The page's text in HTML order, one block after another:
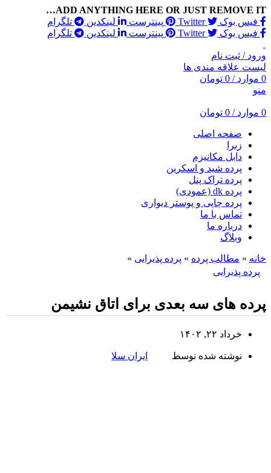
ADD ANYTHING HERE OR JUST REMOVE IT…
فیس بوک
Twitter پینترست لینکدین
تلگرام
فیس بوک
Twitter پینترست لینکدین تلگرام
ورود / ثبت نام
لیست علاقه مندی ها
0 موارد /
0 تومان
منو
0 موارد /
0 تومان
صفحه اصلی
زبرا
دابل مکانیزم
پرده شید و اسکرین
پرده تراک پنل
پرده dk (عمودی)
پرده چاپی و پوستر دیواری
تماس با ما
درباره ما
وبلاگ
خانه » مطالب پرده » پرده پذیرایی »
پرده پذیرایی
پرده های سه بعدی برای اتاق نشیمن
خرداد ۲۲, ۱۴۰۲
نوشته شده توسط ایران سلا